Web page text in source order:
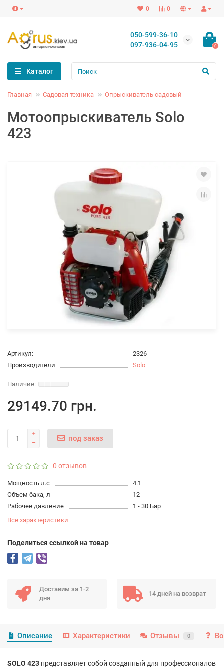
0
0
050-599-36-10
097-936-04-95
0
Каталог
Главная Садовая техника Опрыскиватель садовый
Мотоопрыскиватель Solo
423
Артикул:
2326
Производители
Solo
29149.70 грн.
под заказ
0 отзывов
Мощность л.с
4.1
Объем бака, л
12
Рабочее давление
1 - 30 Бар
Все характеристики
Поделиться ссылкой на товар
Доставим за 1-2
дня
14 дней на возврат
Описание Характеристики Отзывы 0
SOLO 423 представляет собой созданный для профессионалов